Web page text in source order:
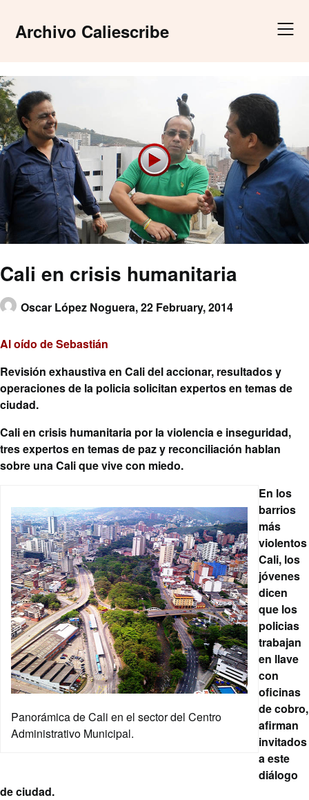
contentArchivo Caliescribe
Cali en crisis humanitaria
Oscar López Noguera,22 February, 2014
Al oído de Sebastián
Revisión exhaustiva en Cali del accionar, resultados y
operaciones de la policia solicitan expertos en temas de
ciudad.
Cali en crisis humanitaria por la violencia e inseguridad,
tres expertos en temas de paz y reconciliación hablan
sobre una Cali que vive con miedo.
Panorámica de Cali en el sector del Centro
Administrativo Municipal.
En los
barrios
más
violentos
Cali, los
jóvenes
dicen
que los
policias
trabajan
en llave
con
oficinas
de cobro,
afirman
invitados
a este
diálogo
de ciudad.